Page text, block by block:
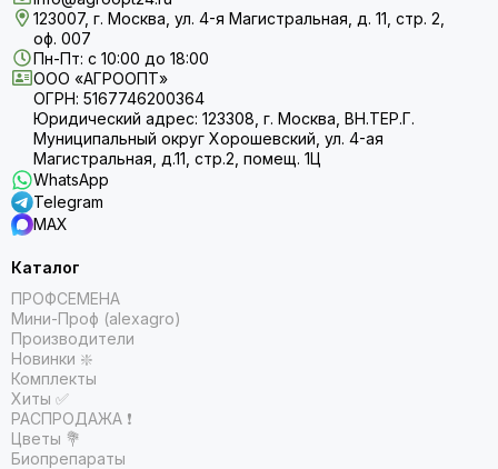
123007, г. Москва, ул. 4-я Магистральная, д. 11, стр. 2,
оф. 007
Пн-Пт: с 10:00 до 18:00
ООО «АГРООПТ»
ОГРН: 5167746200364
Юридический адрес: 123308, г. Москва, ВН.ТЕР.Г.
Муниципальный округ Хорошевский, ул. 4-ая
Магистральная, д.11, стр.2, помещ. 1Ц
WhatsApp
Telegram
MAX
Каталог
ПРОФСЕМЕНА
Мини-Проф (alexagro)
Производители
Новинки ❇️
Комплекты
Хиты ✅
РАСПРОДАЖА ❗️
Цветы 💐
Биопрепараты